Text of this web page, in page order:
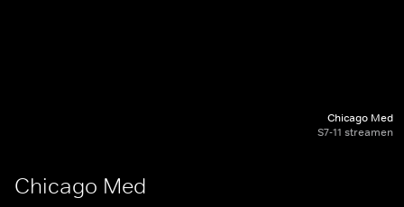
Chicago Med
S7-11 streamen
Chicago Med